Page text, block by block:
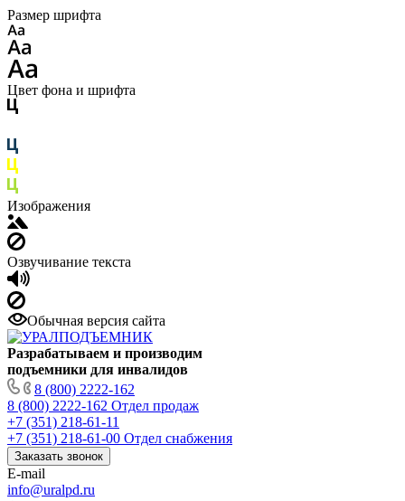
Размер шрифта
Цвет фона и шрифта
Изображения
Озвучивание текста
Обычная версия сайта
Разрабатываем и производим
подъемники для инвалидов
8 (800) 2222-162
8 (800) 2222-162 Отдел продаж
+7 (351) 218-61-11
+7 (351) 218-61-00 Отдел снабжения
Заказать звонок
E-mail
info@uralpd.ru